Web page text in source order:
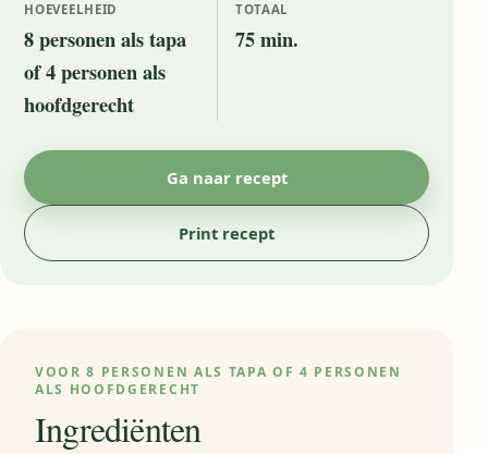
HOEVEELHEID
8 personen als tapa
of 4 personen als
hoofdgerecht
TOTAAL
75 min.
Ga naar recept
Print recept
VOOR 8 PERSONEN ALS TAPA OF 4 PERSONEN
ALS HOOFDGERECHT
Ingrediënten